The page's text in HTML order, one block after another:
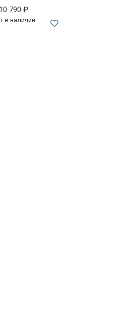
10 790₽
в наличии